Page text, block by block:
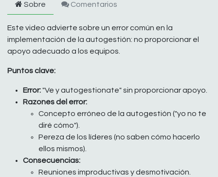
Sobre Comentarios
Este video advierte sobre un error común en la
implementación de la autogestión: no proporcionar el
apoyo adecuado a los equipos.
Puntos clave:
Error:"Ve y autogestionate" sin proporcionar apoyo.
Razones del error:
Concepto erróneo de la autogestión ("yo no te
diré cómo").
Pereza de los líderes (no saben cómo hacerlo
ellos mismos).
Consecuencias:
Reuniones improductivas y desmotivación.